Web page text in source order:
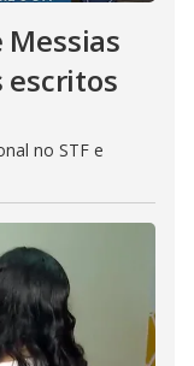
Messias
escritos
no STF e